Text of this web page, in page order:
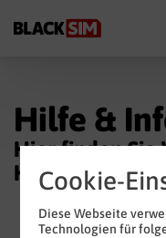
Hilfe &
Hier finden Sie
Hilfestellungen.
Cookie-
Diese Webseite
Technologien für